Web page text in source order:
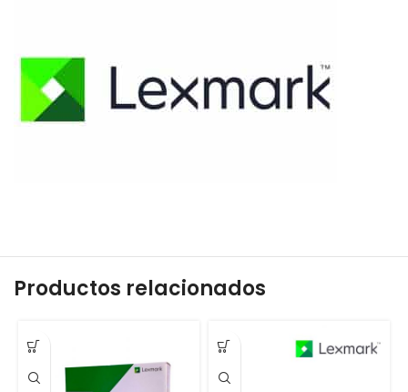
Productos relacionados